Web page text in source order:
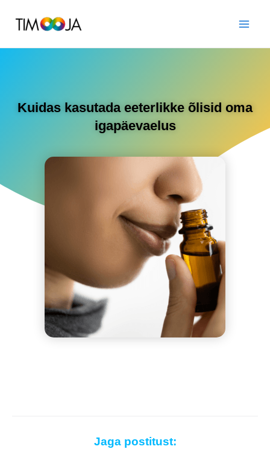
Kuidas kasutada eeterlikke õlisid oma
igapäevaelus
Jaga postitust: